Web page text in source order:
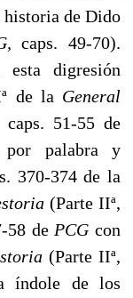
de Dido
caps. 49-70).
digresión
de la General
51-55 de
por palabra y
370-374 de la
(Parte IIª,
58 de PCGcon
(Parte IIª,
índole de los